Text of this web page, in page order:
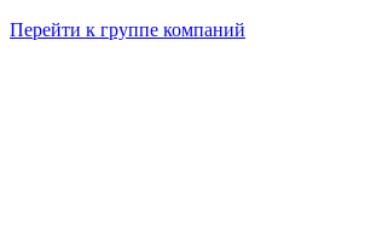
Перейти к группе компаний